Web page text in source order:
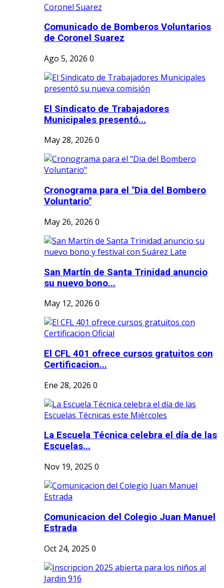
Comunicado de Bomberos Voluntarios
de Coronel Suarez
Ago 5, 2026 0
El Sindicato de Trabajadores
Municipales presentó...
May 28, 2026 0
Cronograma para el "Dia del Bombero
Voluntario"
May 26, 2026 0
San Martín de Santa Trinidad anuncio
su nuevo bono...
May 12, 2026 0
El CFL 401 ofrece cursos gratuitos con
Certificacion...
Ene 28, 2026 0
La Escuela Técnica celebra el día de las
Escuelas...
Nov 19, 2025 0
Comunicacion del Colegio Juan Manuel
Estrada
Oct 24, 2025 0